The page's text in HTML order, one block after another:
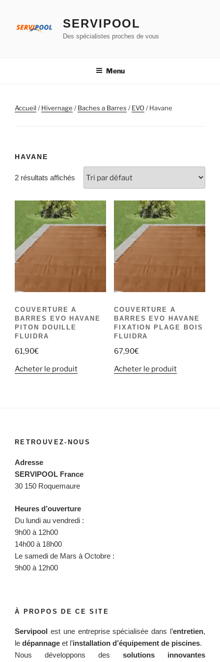
contenu
SERVIPOOL
Des spécialistes proches de vous
Menu
Accueil/Hivernage /Baches a Barres /EVO / Havane
HAVANE
2 résultats affichés
COUVERTURE A
BARRES EVO HAVANE
PITON DOUILLE
FLUIDRA
61,90€
Acheter le produit
COUVERTURE A
BARRES EVO HAVANE
FIXATION PLAGE BOIS
FLUIDRA
67,90€
Acheter le produit
RETROUVEZ-NOUS
Adresse
SERVIPOOL France
30 150 Roquemaure
Heures d’ouverture
Du lundi au vendredi :
9h00 à 12h00
14h00 à 18h00
Le samedi de Mars à Octobre :
9h00 à 12h00
À PROPOS DE CE SITE
Servipool est une entreprise spécialisée dans l’entretien,
le dépannage et l’installation d’équipement de piscines.
Nous développons des solutions innovantes